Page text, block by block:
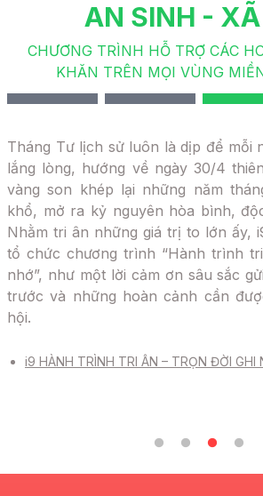
AN SINH -
CHƯƠNG TRÌNH HỖ TRỢ CÁC
KHĂN TRÊN MỌI VÙNG
Tháng Tư lịch sử luôn là dịp để mỗi
lắng lòng, hướng về ngày 30/4
vàng son khép lại những năm
khổ, mở ra kỷ nguyên hòa bình,
Nhằm tri ân những giá trị to lớn ấy,
tổ chức chương trình “Hành trình
nhớ”, như một lời cảm ơn sâu sắc
trước và những hoàn cảnh cần
hội.
i9 HÀNH TRÌNH TRI ÂN – TRỌN ĐỜI GHI